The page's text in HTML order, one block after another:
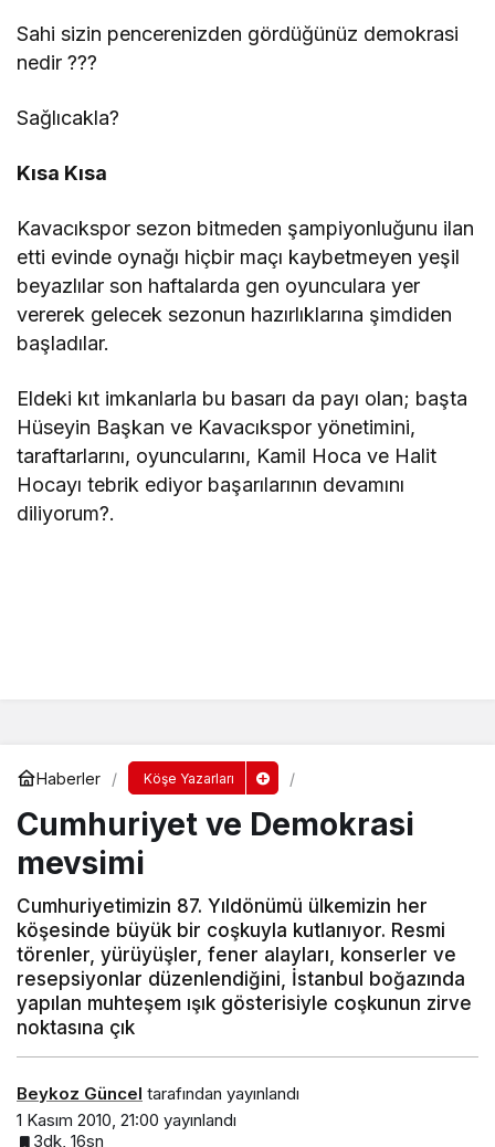
Sahi sizin pencerenizden gördüğünüz demokrasi
nedir ???
Sağlıcakla?
Kısa Kısa
Kavacıkspor sezon bitmeden şampiyonluğunu ilan
etti evinde oynağı hiçbir maçı kaybetmeyen yeşil
beyazlılar son haftalarda gen oyunculara yer
vererek gelecek sezonun hazırlıklarına şimdiden
başladılar.
Eldeki kıt imkanlarla bu basarı da payı olan; başta
Hüseyin Başkan ve Kavacıkspor yönetimini,
taraftarlarını, oyuncularını, Kamil Hoca ve Halit
Hocayı tebrik ediyor başarılarının devamını
diliyorum?.
Haberler Köşe Yazarları
Cumhuriyet ve Demokrasi
mevsimi
Cumhuriyetimizin 87. Yıldönümü ülkemizin her
köşesinde büyük bir coşkuyla kutlanıyor. Resmi
törenler, yürüyüşler, fener alayları, konserler ve
resepsiyonlar düzenlendiğini, İstanbul boğazında
yapılan muhteşem ışık gösterisiyle coşkunun zirve
noktasına çık
Beykoz Güncel tarafından yayınlandı
1 Kasım 2010, 21:00 yayınlandı
3dk, 16sn